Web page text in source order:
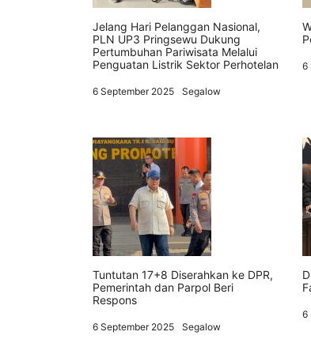
Jelang Hari Pelanggan Nasional,
PLN UP3 Pringsewu Dukung
Pertumbuhan Pariwisata Melalui
Penguatan Listrik Sektor Perhotelan
6 September 2025 Segalow
6
Tuntutan 17+8 Diserahkan ke DPR,
Pemerintah dan Parpol Beri
Respons
6 September 2025 Segalow
6